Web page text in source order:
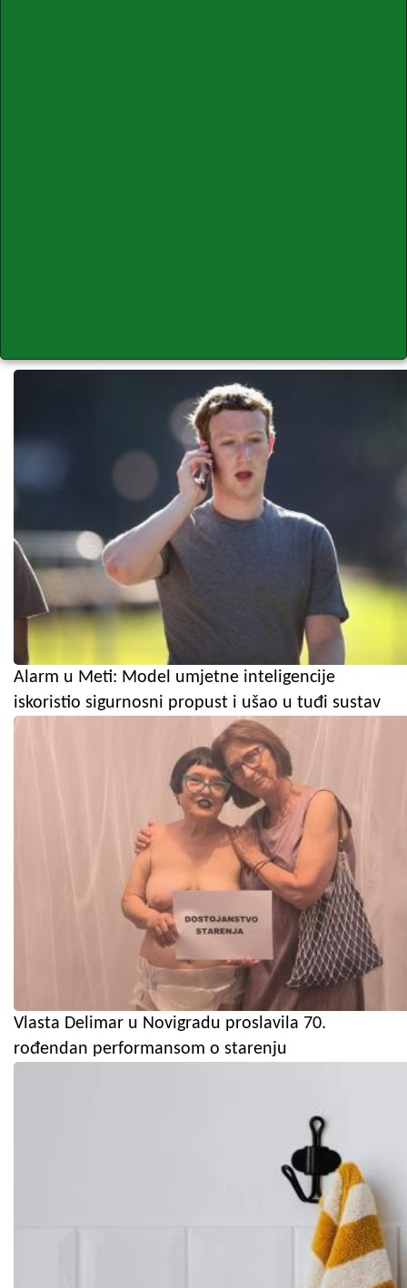
Alarm u Meti: Model umjetne inteligencije
iskoristio sigurnosni propust i ušao u tuđi sustav
Vlasta Delimar u Novigradu proslavila 70.
rođendan performansom o starenju